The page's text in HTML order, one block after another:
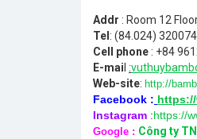
Addr : Room 12
Tel : (84.024)
Cell phone : +84
E-mai :
Web-site: http://
Facebook :
Instagram :https://
Google : Công ty